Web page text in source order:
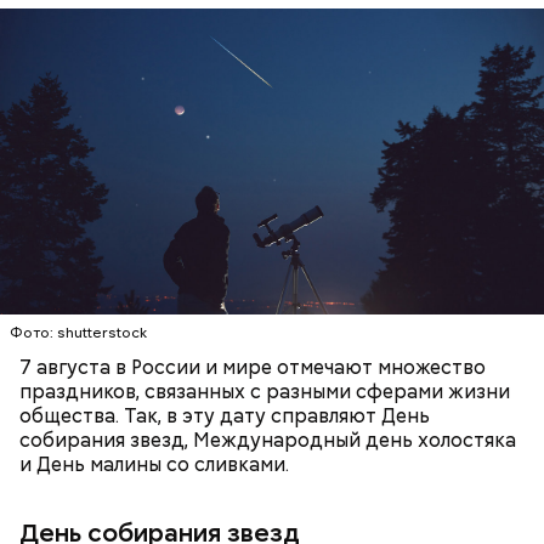
Фото: shutterstock
7 августа в России и мире отмечают множество
праздников, связанных с разными сферами жизни
общества. Так, в эту дату справляют День
собирания звезд, Международный день холостяка
и День малины со сливками.
День собирания звезд
День собирания звезд учрежден в честь
метеорного потока Персеиды, который ежегодно
можно наблюдать в августе. Все любители
смотреть на звездопад 7 августа выезжают за
город — в местность, где нет светового
загрязнения и где можно невооруженным глазом
наблюдать за падающими звездами.
ЕДА ПРАЗДНИКИ
СЛАДОСТИ
чеснок;
— Кабачки, порезанные кубиками, нужно легко
обжарить на сковороде. К ним добавляются зелень
петрушки, чеснок, соль и оливковое масло.
Получается очень вкусно, — поделился рецептом
Копылов.
с сахарным диабетом;
лишним весом.